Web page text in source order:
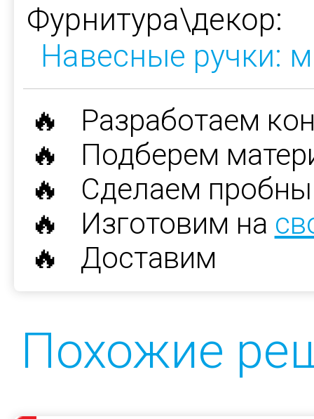
Фурнитура\декор:
Навесные ручки:
🔥 Разработаем
🔥 Подберем
🔥 Сделаем
🔥 Изготовим на
🔥 Доставим
Похожие